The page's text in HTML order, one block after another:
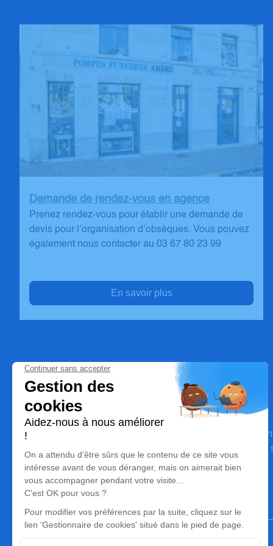
Demande de rendez-vous en agence
Prenez rendez-vous pour établir une demande de
devis pour l’organisation d’obsèques. Vous pouvez
également nous contacter au 03 67 80 23 99
En savoir plus
POMPES FUNEBRES AMBRE
Nos équipes vous aident à honorer la mémoire de la
perpétuer son souvenir dans le respect de ses volontés,
dignité dans son dernier voyage.
Notre agence
Pompes Funèbres Ambre
03 67 80 23 99